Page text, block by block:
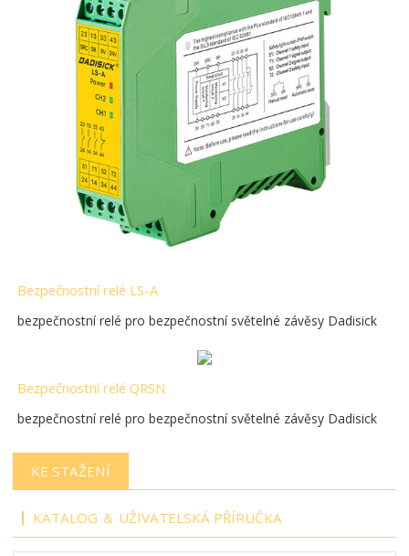
Bezpečnostní relé LS-A
bezpečnostní relé pro bezpečnostní světelné závěsy Dadisick
Bezpečnostní relé QRSN
bezpečnostní relé pro bezpečnostní světelné závěsy Dadisick
KE STAŽENÍ
KATALOG ＆ UŽIVATELSKÁ PŘÍRUČKA